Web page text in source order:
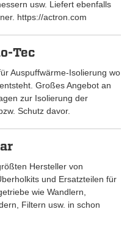
usw. Liefert ebenfalls
https://actron.com
Tec
Auspuffwärme-Isolierung wo
Großes Angebot an
zur Isolierung der
Schutz davor.
Hersteller von
und Ersatzteilen für
wie Wandlern,
Filtern usw. in schon